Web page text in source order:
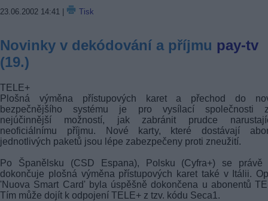
23.06.2002 14:41 Tisk
Novinky v dekódování a příjmu pay-tv
(19.)
TELE+
Plošná výměna přístupových karet a přechod do
bezpečnějšího systému je pro vysílací společnosti
nejúčinnější možností, jak zabránit prudce
neoficiálnímu příjmu. Nové karty, které dostávají
jednotlivých paketů jsou lépe zabezpečeny proti zneužití.
Po Španělsku (CSD Espana), Polsku (Cyfra+) se právě
dokončuje plošná výměna přístupových karet také v Itálii.
'Nuova Smart Card' byla úspěšně dokončena u abonentů
Tím může dojít k odpojení TELE+ z tzv. kódu Seca1.